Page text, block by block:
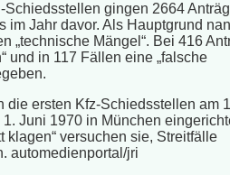
Schiedsstellen gingen 2664
im Jahr davor. Als Hauptgrund
„technische Mängel“. Bei 416
und in 117 Fällen eine „falsche
die ersten Kfz-Schiedsstellen am
Juni 1970 in München
klagen“ versuchen sie, Streitfälle
automedienportal/jri